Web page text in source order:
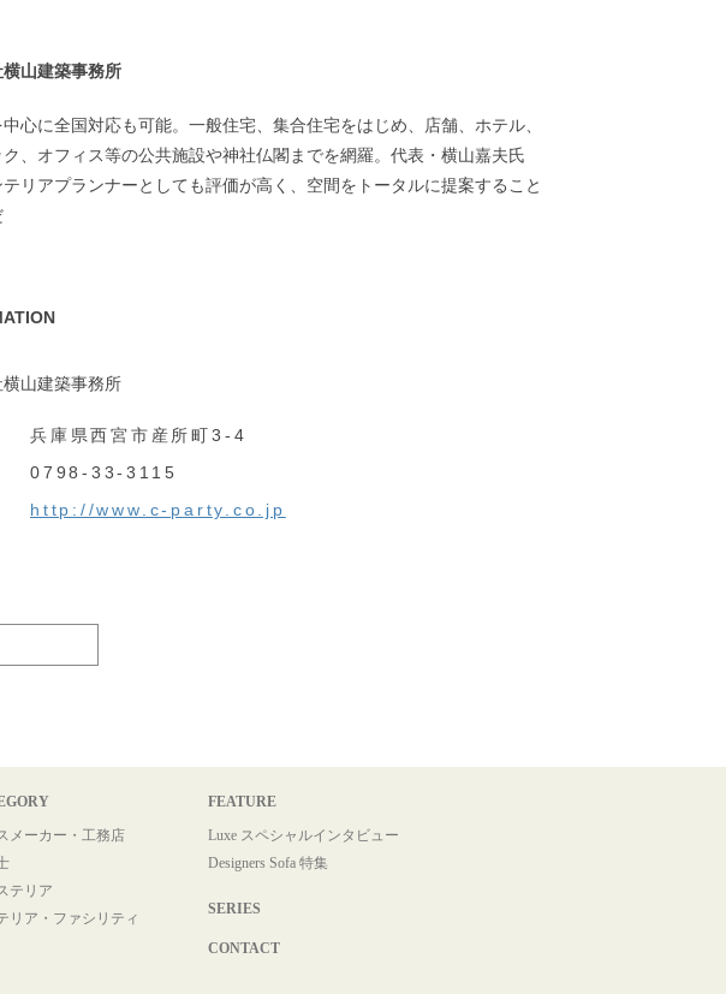
山建築事務所
心に全国対応も可能。一般住宅、集合住宅をはじめ、店舗、ホテル、
ク、オフィス等の公共施設や神社仏閣までを網羅。代表・横山嘉夫氏
リアプランナーとしても評価が高く、空間をトータルに提案すること
山建築事務所
兵庫県西宮市産所町3-4
0798-33-3115
http://www.c-party.co.jp
メーカー・工務店
テリア
リア・ファシリティ
FEATURE
Luxe スペシャルインタビュー
Designers Sofa 特集
SERIES
CONTACT